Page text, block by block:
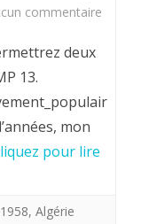
commentaire
la
deux
13.
mon
pour lire
, Algérie